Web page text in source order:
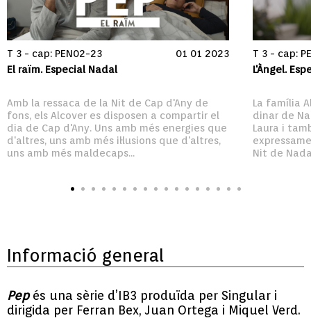
T 3 - cap: PEN02-23
01 01 2023
El raïm. Especial Nadal
Amb la ressaca de la Nit de Cap d'Any de
fons, els Alcover es disposen a compartir el
dia de Cap d'Any. Uns amb més energies que
d'altres, uns amb més il·lusions que d'altres,
uns amb més maldecaps...
T 3 - cap:
L'Àngel.
La família
dinar de
Laura i
Nit de
Informació general
Pepés una sèrie d’IB3 produïda per Singular i
dirigida per Ferran Bex, Juan Ortega i Miquel Verd.